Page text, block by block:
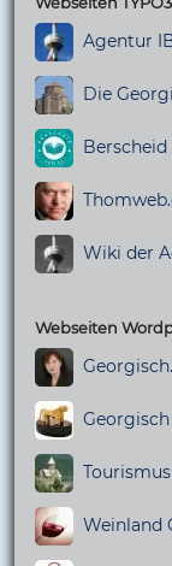
Agentur
Die
Berscheid
Wiki der
Webseiten
Weinland